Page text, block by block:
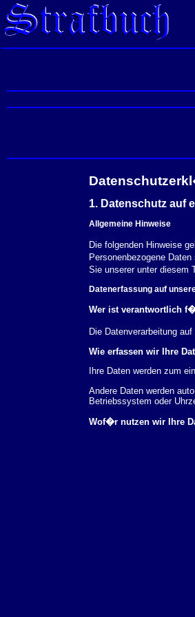
1. Datenschutz auf
Allgemeine Hinweise
Die folgenden Hinweise
Personenbezogene
Sie unserer unter diesem
Datenerfassung auf
Wer ist verantwortlich
Die Datenverarbeitung
Wie erfassen wir Ihre
Ihre Daten werden zum
Andere Daten werden
Betriebssystem oder
Wof�r nutzen wir Ihre